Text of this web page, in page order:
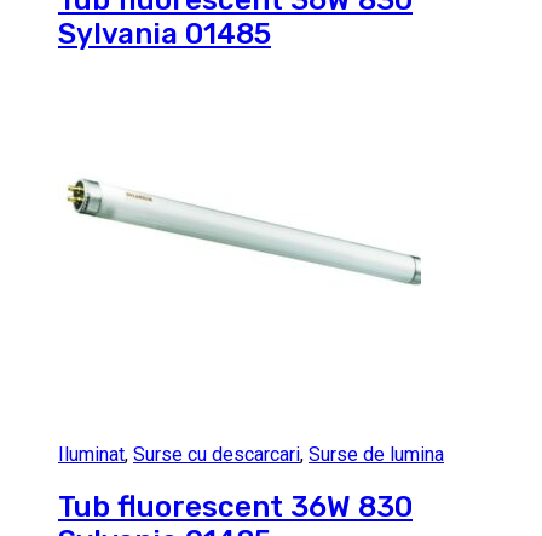
Sylvania 01485
Iluminat, Surse cu descarcari, Surse de lumina
Tub fluorescent 36W 830